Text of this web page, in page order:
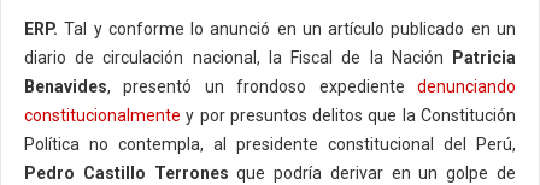
ERP. Tal y conforme lo anunció en un artículo publicado en un
diario de circulación nacional, la Fiscal de la Nación
Patricia
Benavides, presentó un frondoso expediente denunciando
constitucionalmente y por presuntos delitos que la Constitución
Política no contempla, al presidente constitucional del Perú,
Pedro Castillo Terrones que podría derivar en un golpe de